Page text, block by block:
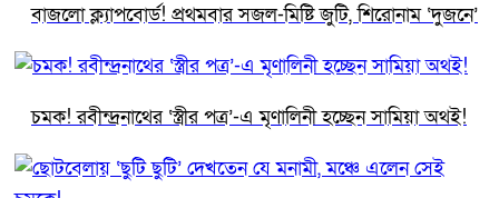
বাজলো ক্ল্যাপবোর্ড! প্রথমবার সজল-মিষ্টি জুটি, শিরোনাম ‘দুজনে’
চমক! রবীন্দ্রনাথের ‘স্ত্রীর পত্র’-এ মৃণালিনী হচ্ছেন সামিয়া অথই!